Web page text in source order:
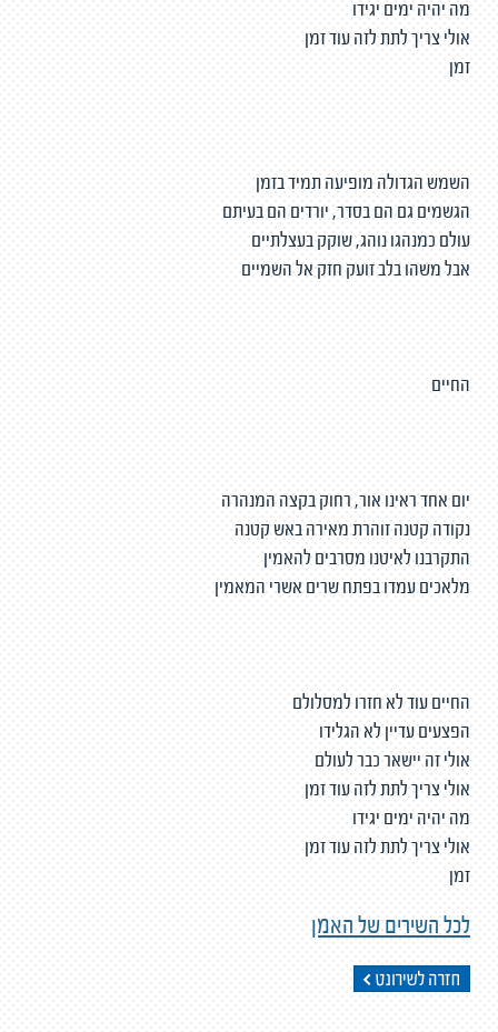
מה יהיה ימים יגידו
אולי צריך לתת לזה עוד זמן
זמן
השמש הגדולה מופיעה תמיד בזמן
הגשמים גם הם בסדר, יורדים הם בעיתם
עולם כמנהגו נוהג, שוקק בעצלתיים
אבל משהו בלב זועק חזק אל השמיים
החיים
יום אחד ראינו אור, רחוק בקצה המנהרה
נקודה קטנה זוהרת מאירה באש קטנה
התקרבנו לאיטנו מסרבים להאמין
מלאכים עמדו בפתח שרים אשרי המאמין
החיים עוד לא חזרו למסלולם
הפצעים עדיין לא הגלידו
אולי זה יישאר כבר לעולם
אולי צריך לתת לזה עוד זמן
מה יהיה ימים יגידו
אולי צריך לתת לזה עוד זמן
זמן
לכל השירים של האמן